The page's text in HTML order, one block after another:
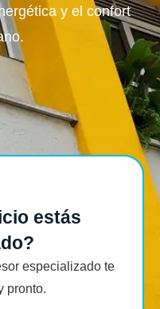
y el confort
estás
especializado te
pronto.